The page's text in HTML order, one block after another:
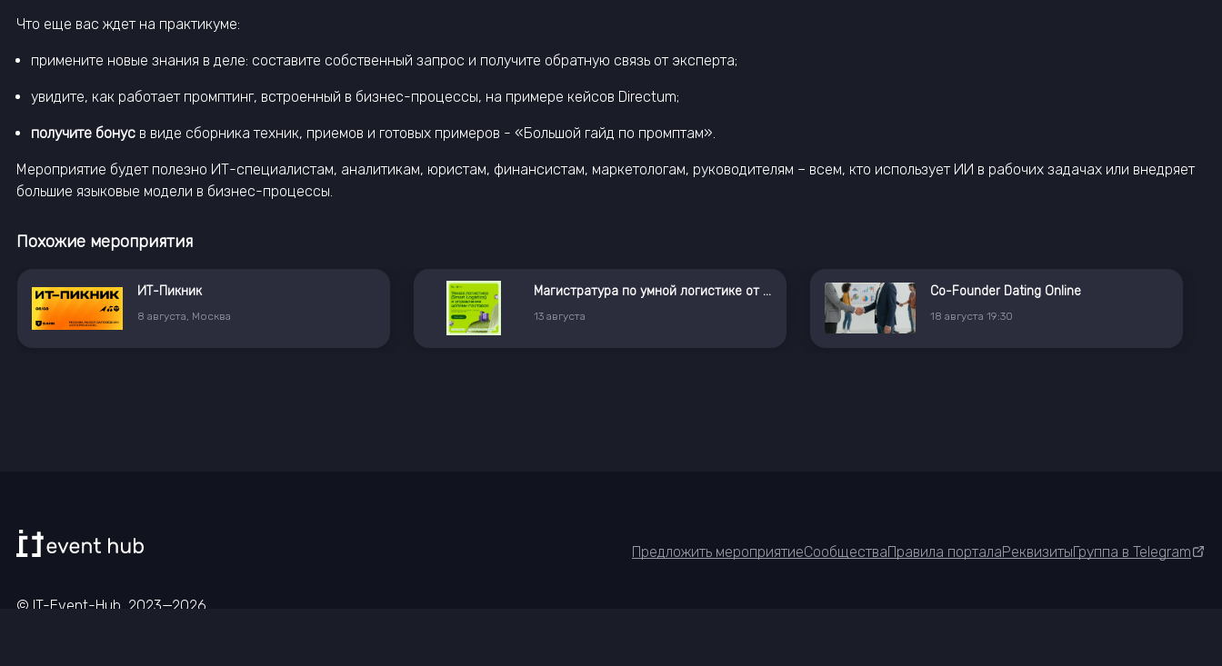
Что еще вас ждет на практикуме:
примените новые знания в деле: составите собственный запрос и получите обратную связь от эксперта;
увидите, как работает промптинг, встроенный в бизнес-процессы, на примере кейсов Directum;
получите бонус в виде сборника техник, приемов и готовых примеров - «Большой гайд по промптам».
Мероприятие будет полезно ИТ-специалистам, аналитикам, юристам, финансистам, маркетологам, руководителям – всем, кто использует ИИ в рабочих задачах или внедряет
большие языковые модели в бизнес-процессы.
Похожие мероприятия
ИТ-Пикник
8 августа Москва
Магистратура по умной логистике от X5 и РУДН
13 августа
Co-Founder Dating Online
18 августа 19:30
Предложить мероприятиеСообществаПравила порталаРеквизитыГруппа в Telegram
© IT-Event-Hub, 2023—2026